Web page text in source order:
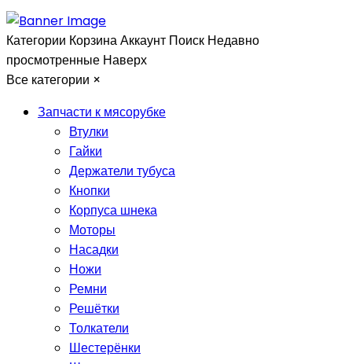
Категории КорзинаАккаунт Поиск Недавно
просмотренные Наверх
Все категории ×
Запчасти к мясорубке
Втулки
Гайки
Держатели тубуса
Кнопки
Корпуса шнека
Моторы
Насадки
Ножи
Ремни
Решётки
Толкатели
Шестерёнки